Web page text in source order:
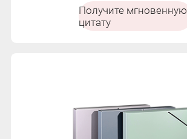
Получите мгновенную
цитату